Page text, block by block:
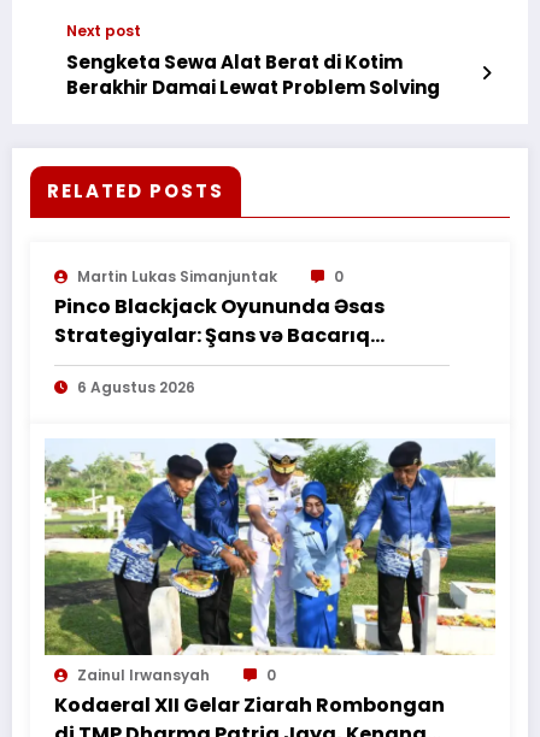
DENGAN PEWARIS
Next post
Sengketa Sewa Alat Berat di Kotim
Berakhir Damai Lewat Problem Solving
RELATED POSTS
Martin Lukas Simanjuntak 0
Pinco Blackjack Oyununda Əsas
Strategiyalar: Şans və Bacarıq
Balansı – BetAz Oyununa İcmal
6 Agustus 2026
Zainul Irwansyah 0
Kodaeral XII Gelar Ziarah Rombongan